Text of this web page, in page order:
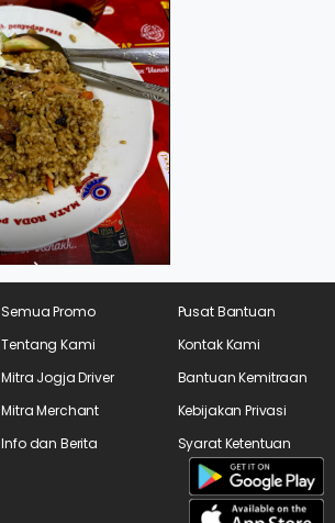
Semua Promo
Tentang Kami
Mitra Jogja Driver
Mitra Merchant
Info dan Berita
Pusat Bantuan
Kontak Kami
Bantuan Kemitraan
Kebijakan Privasi
Syarat Ketentuan